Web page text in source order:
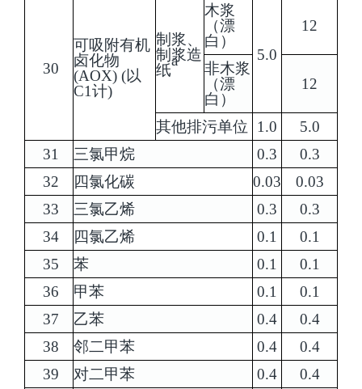
30
可吸附有机
卤化物
(AOX) (以
C1计)
制浆、
制浆造
纸
a
木浆
（漂
白）
5.0
12
非木浆
（漂
白）
12
其他排污单位 1.0
5.0
31
三氯甲烷 0.3
0.3
32
四氯化碳 0.03
0.03
33
三氯乙烯 0.3
0.3
34
四氯乙烯 0.1
0.1
35
苯 0.1
0.1
36
甲苯 0.1
0.1
37
乙苯 0.4
0.4
38
邻二甲苯 0.4
0.4
39
对二甲苯 0.4
0.4